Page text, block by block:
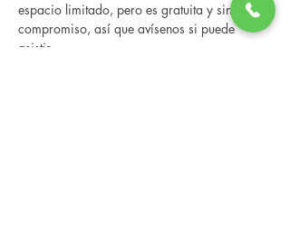
espacio limitado, pero es gratuita y sin
compromiso, así que avísenos si puede
asistir.